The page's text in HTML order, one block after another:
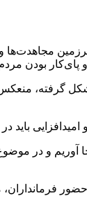
مجاهدت‌ها
بودن مردم
گرفته،
باید
و در موضوع